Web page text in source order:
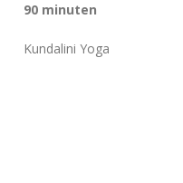
90 minuten
Kundalini Yoga